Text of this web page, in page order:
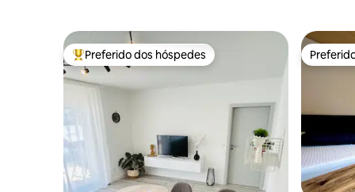
Entre os melhores preferidos dos hóspedes
Preferido dos hóspedes